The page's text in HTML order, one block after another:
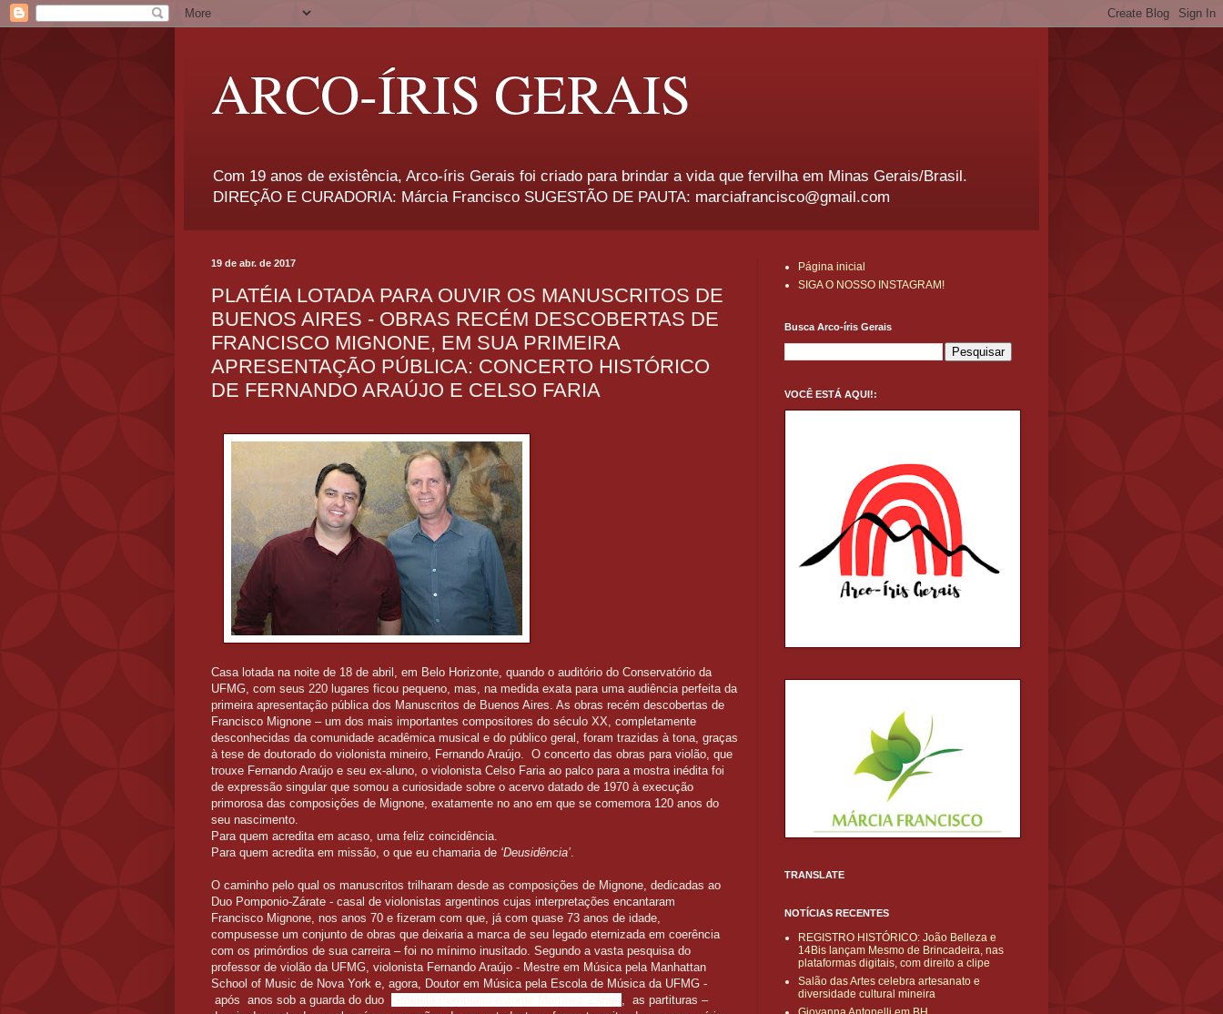
ARCO-ÍRIS GERAIS
Com 19 anos de existência, Arco-íris Gerais foi criado para brindar a vida que fervilha em Minas Gerais/Brasil.
DIREÇÃO E CURADORIA: Márcia Francisco SUGESTÃO DE PAUTA: marciafrancisco@gmail.com
19 de abr. de 2017
PLATÉIA LOTADA PARA OUVIR OS MANUSCRITOS DE
BUENOS AIRES - OBRAS RECÉM DESCOBERTAS DE
FRANCISCO MIGNONE, EM SUA PRIMEIRA
APRESENTAÇÃO PÚBLICA: CONCERTO HISTÓRICO
DE FERNANDO ARAÚJO E CELSO FARIA
Casa lotada na noite de 18 de abril, em Belo Horizonte, quando o auditório do Conservatório da
UFMG, com seus 220 lugares ficou pequeno, mas, na medida exata para uma audiência perfeita da
primeira apresentação pública dos Manuscritos de Buenos Aires. As obras recém descobertas de
Francisco Mignone – um dos mais importantes compositores do século XX, completamente
desconhecidas da comunidade acadêmica musical e do público geral, foram trazidas à tona, graças
à tese de doutorado do violonista mineiro, Fernando Araújo. O concerto das obras para violão, que
trouxe Fernando Araújo e seu ex-aluno, o violonista Celso Faria ao palco para a mostra inédita foi
de expressão singular que somou a curiosidade sobre o acervo datado de 1970 à execução
primorosa das composições de Mignone, exatamente no ano em que se comemora 120 anos do
seu nascimento.
Para quem acredita em acaso, uma feliz coincidência.
Para quem acredita em missão, o que eu chamaria de ‘Deusidência’.
O caminho pelo qual os manuscritos trilharam desde as composições de Mignone, dedicadas ao
Duo Pomponio-Zárate - casal de violonistas argentinos cujas interpretações encantaram
Francisco Mignone, nos anos 70 e fizeram com que, já com quase 73 anos de idade,
compusesse um conjunto de obras que deixaria a marca de seu legado eternizada em coerência
com os primórdios de sua carreira – foi no mínimo inusitado. Segundo a vasta pesquisa do
professor de violão da UFMG, violonista Fernando Araújo - Mestre em Música pela Manhattan
School of Music de Nova York e, agora, Doutor em Música pela Escola de Música da UFMG -
após anos sob a guarda do duo
, as partituras –
Página inicial
SIGA O NOSSO INSTAGRAM!
Busca Arco-íris Gerais
VOCÊ ESTÁ AQUI!:
TRANSLATE
NOTÍCIAS RECENTES
REGISTRO HISTÓRICO: João Belleza e
14Bis lançam Mesmo de Brincadeira, nas
plataformas digitais, com direito a clipe
Salão das Artes celebra artesanato e
diversidade cultural mineira